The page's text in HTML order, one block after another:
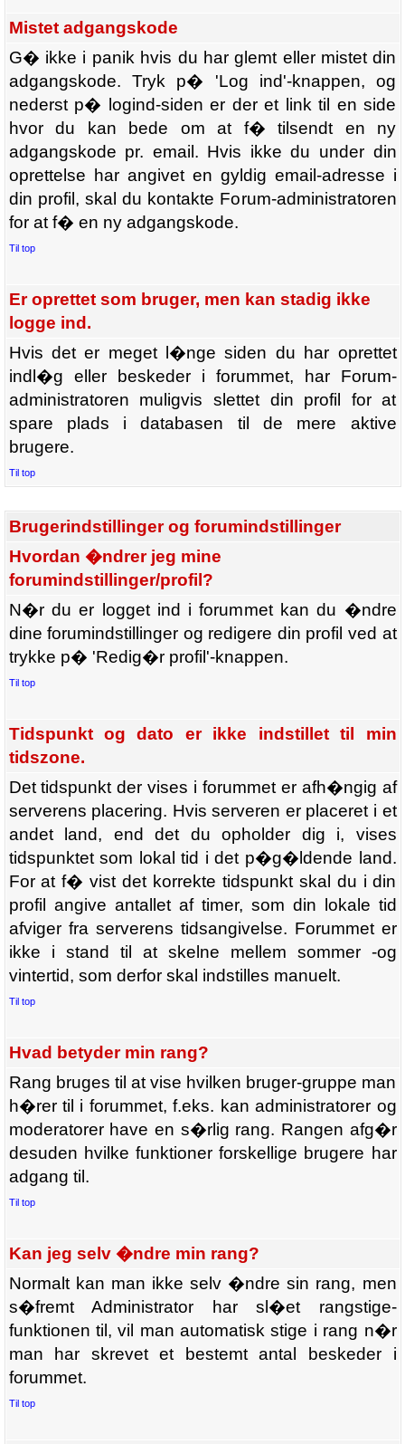
Mistet adgangskode
G� ikke i panik hvis du har glemt eller mistet din
adgangskode. Tryk p� 'Log ind'-knappen, og
nederst p� logind-siden er der et link til en side
hvor du kan bede om at f� tilsendt en ny
adgangskode pr. email. Hvis ikke du under din
oprettelse har angivet en gyldig email-adresse i
din profil, skal du kontakte Forum-administratoren
for at f� en ny adgangskode.
Til top
Er oprettet som bruger, men kan stadig ikke
logge ind.
Hvis det er meget l�nge siden du har oprettet
indl�g eller beskeder i forummet, har Forum-
administratoren muligvis slettet din profil for at
spare plads i databasen til de mere aktive
brugere.
Til top
Brugerindstillinger og forumindstillinger
Hvordan �ndrer jeg mine
forumindstillinger/profil?
N�r du er logget ind i forummet kan du �ndre
dine forumindstillinger og redigere din profil ved at
trykke p� 'Redig�r profil'-knappen.
Til top
Tidspunkt og dato er ikke indstillet til min
tidszone.
Det tidspunkt der vises i forummet er afh�ngig af
serverens placering. Hvis serveren er placeret i et
andet land, end det du opholder dig i, vises
tidspunktet som lokal tid i det p�g�ldende land.
For at f� vist det korrekte tidspunkt skal du i din
profil angive antallet af timer, som din lokale tid
afviger fra serverens tidsangivelse. Forummet er
ikke i stand til at skelne mellem sommer -og
vintertid, som derfor skal indstilles manuelt.
Til top
Hvad betyder min rang?
Rang bruges til at vise hvilken bruger-gruppe man
h�rer til i forummet, f.eks. kan administratorer og
moderatorer have en s�rlig rang. Rangen afg�r
desuden hvilke funktioner forskellige brugere har
adgang til.
Til top
Kan jeg selv �ndre min rang?
Normalt kan man ikke selv �ndre sin rang, men
s�fremt Administrator har sl�et rangstige-
funktionen til, vil man automatisk stige i rang n�r
man har skrevet et bestemt antal beskeder i
forummet.
Til top